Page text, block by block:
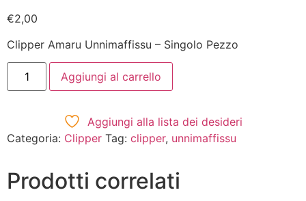
€2,00
Clipper Amaru Unnimaffissu – Singolo Pezzo
Aggiungi al carrello
Aggiungi alla lista dei desideri
Categoria: Clipper Tag: clipper, unnimaffissu
Prodotti correlati